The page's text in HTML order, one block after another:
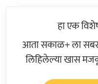
हा एक
आता सकाळ+ ला
लिहिलेल्या खास